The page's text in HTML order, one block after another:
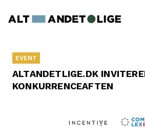
EVENT
ALTANDETLIGE.DK
KONKURRENCEAFTEN